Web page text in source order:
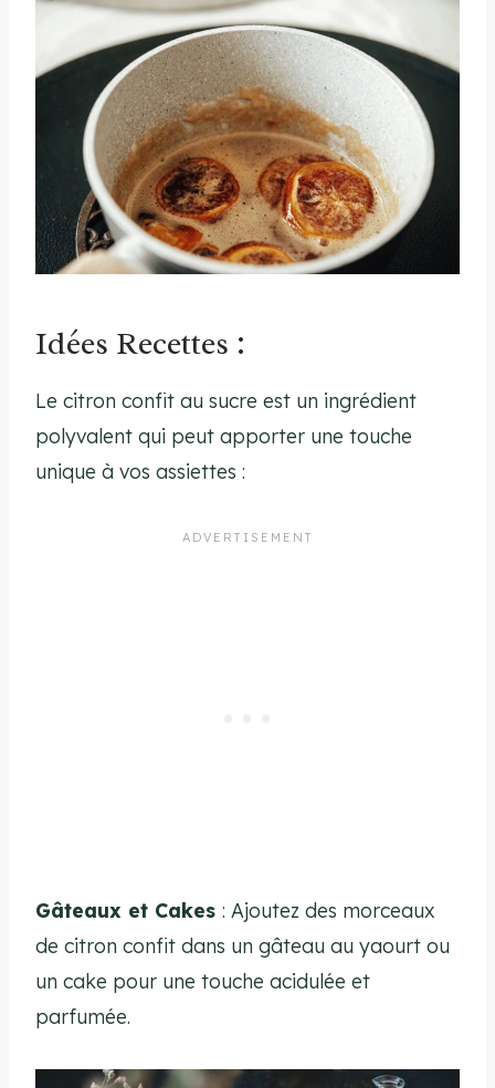
Idées Recettes :
Le citron confit au sucre est un ingrédient
polyvalent qui peut apporter une touche
unique à vos assiettes :
Gâteaux et Cakes : Ajoutez des morceaux
de citron confit dans un gâteau au yaourt ou
un cake pour une touche acidulée et
parfumée.